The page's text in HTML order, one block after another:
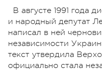
В августе 1991 года
и народный депутат
написал в ней
независимости
текст утвердила
официально стала